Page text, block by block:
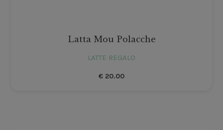
Latta Mou Polacche
LATTE REGALO
€ 20.00